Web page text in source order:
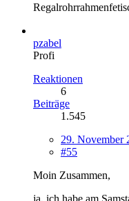
pzabel
Profi
Reaktionen
6
Beiträge
1.545
29. November
#55
Moin Zusammen,
ja, ich habe am